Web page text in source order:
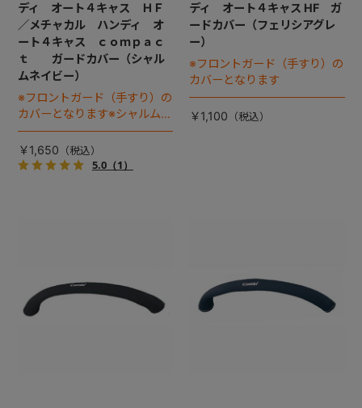
ディ オート４キャス ＨＦ
／メチャカル ハンディ オ
ート４キャス ｃｏｍｐａｃ
ｔ ガードカバー（シャル
ムネイビー）
※フロントガード（手すり）の
カバーとなります※シャルムネ
イビー・シェリーネイビー・
ソワレネイビー・ネイビーに
適応）
￥1,650
5.0（1）
ディ オート４キャス HF ガ
ードカバー（フェリシアグレ
ー）
※フロントガード（手すり）の
カバーとなります
￥1,100